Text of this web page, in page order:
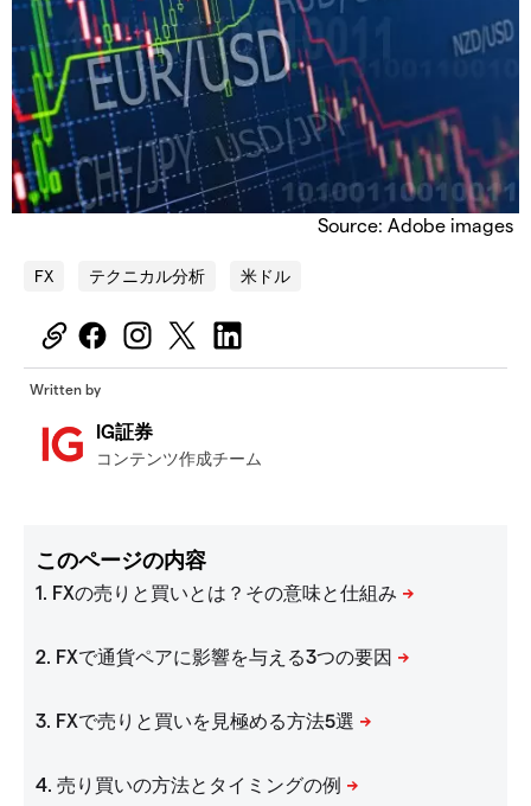
Source: Adobe images
FX テクニカル分析 米ドル
Written by
IG証券
コンテンツ作成チーム
このページの内容